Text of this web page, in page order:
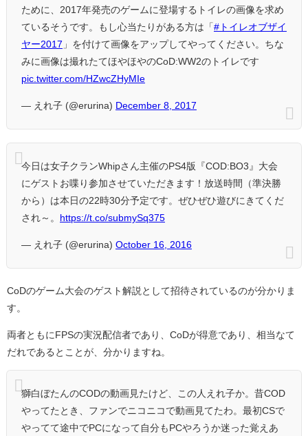
ために、2017年発売のゲームに登場するトイレの画像を求め
ているそうです。もし心当たりがある方は「#トイレオブザイ
ヤー2017 」を付けて画像をアップしてやってください。ちな
みに画像は撮れたてほやほやのCoD:WW2のトイレです
pic.twitter.com/HZwcZHyMIe
— えれ子 (@erurina) December 8, 2017
今日は女子クランWhipさん主催のPS4版『COD:BO3』大会
にゲストお喋り参加させていただきます！放送時間（準決勝
から）は本日の22時30分予定です。ぜひぜひ遊びにきてくだ
され～。 https://t.co/submySq375
— えれ子 (@erurina) October 16, 2016
CoDのゲーム大会のゲスト解説として招待されているのが分かりま
す。
両者ともにFPSの実況配信者であり、CoDが得意であり、相当なて
だれであるとことが、分かりますね。
獅白ぼたんのCODの動画見たけど、この人えれ子か。昔COD
やってたとき、ファンでニコニコで動画見てたわ。最初CSで
やってて途中でPCになって自分もPCやろうか迷った覚えあ